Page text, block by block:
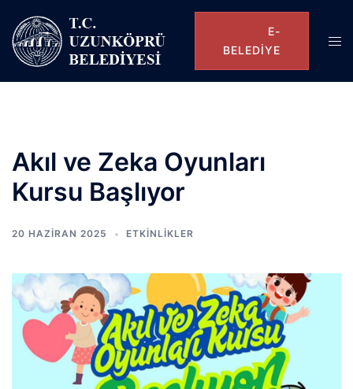
E-
BELEDIYE
Akıl ve Zeka Oyunları
Kursu Başlıyor
20 HAZIRAN 2025 ETKINLIKLER